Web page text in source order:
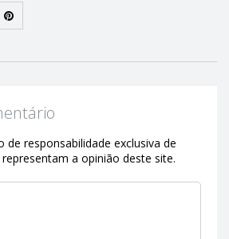
de responsabilidade exclusiva de
a opinião deste site.